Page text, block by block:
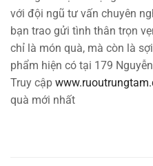
với đội ngũ tư vấn chuyên
bạn trao gửi tình thân trọn
chỉ là món quà, mà còn là
phẩm hiện có tại 179
Truy cập
quà mới nhất